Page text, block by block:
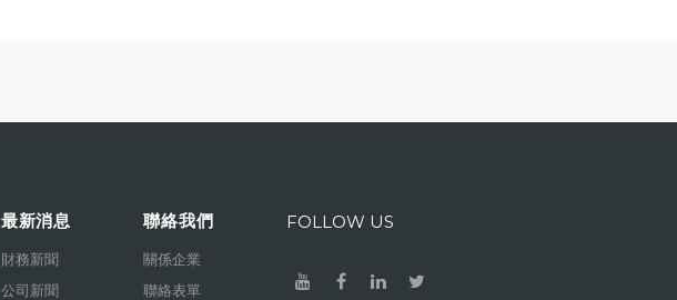
最新消息
財務新聞
公司新聞
聯絡我們
關係企業
聯絡表單
FOLLOW US